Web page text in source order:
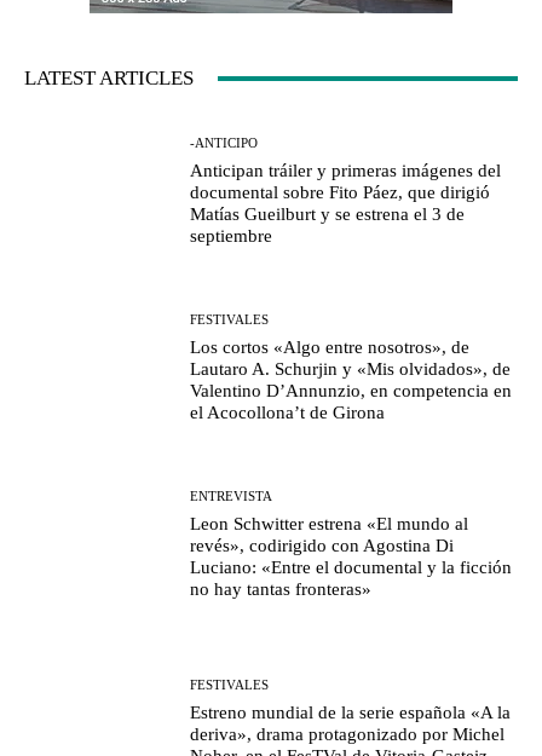
LATEST ARTICLES
-ANTICIPO
Anticipan tráiler y primeras imágenes del
documental sobre Fito Páez, que dirigió
Matías Gueilburt y se estrena el 3 de
septiembre
FESTIVALES
Los cortos «Algo entre nosotros», de
Lautaro A. Schurjin y «Mis olvidados», de
Valentino D’Annunzio, en competencia en
el Acocollona’t de Girona
ENTREVISTA
Leon Schwitter estrena «El mundo al
revés», codirigido con Agostina Di
Luciano: «Entre el documental y la ficción
no hay tantas fronteras»
FESTIVALES
Estreno mundial de la serie española «A la
deriva», drama protagonizado por Michel